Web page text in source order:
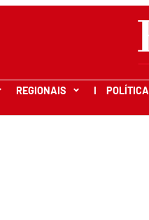
REGIONAIS I POLÍTICA